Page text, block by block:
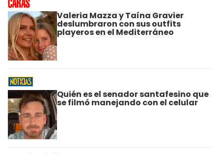
Valeria Mazza y Taína Gravier
deslumbraron con sus outfits
playeros en el Mediterráneo
Quién es el senador santafesino que
se filmó manejando con el celular